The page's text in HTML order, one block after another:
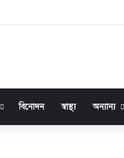
বিনোদন স্বাস্থ্য অন্যান্য